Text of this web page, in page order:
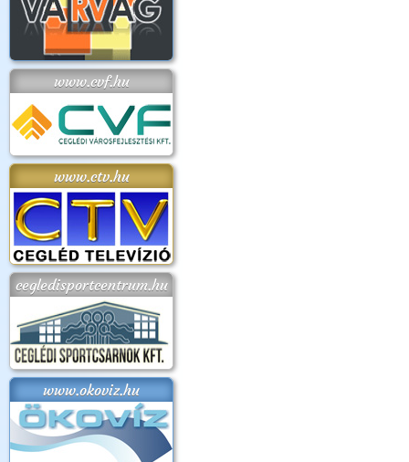
www.cvf.hu
www.ctv.hu
cegledisportcentrum.hu
www.okoviz.hu